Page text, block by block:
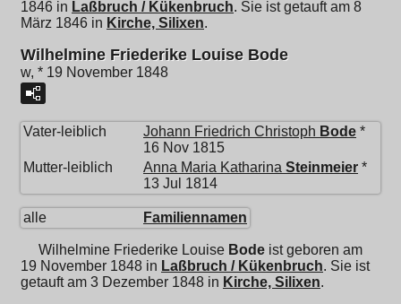
1846 in Laßbruch / Kükenbruch. Sie ist getauft am 8
März 1846 in Kirche, Silixen.
Wilhelmine Friederike Louise Bode
w, * 19 November 1848
Vater-leiblich Johann Friedrich Christoph Bode *
16 Nov 1815
Mutter-leiblich
Anna Maria Katharina Steinmeier *
13 Jul 1814
alle Familiennamen
Wilhelmine Friederike Louise Bode ist geboren am
19 November 1848 in Laßbruch / Kükenbruch. Sie ist
getauft am 3 Dezember 1848 in Kirche, Silixen.